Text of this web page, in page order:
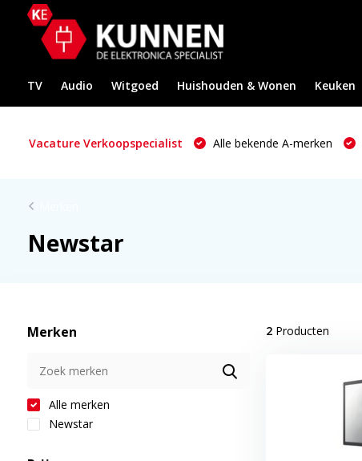
TV Audio Witgoed Huishouden & Wonen Keuken
Vacature Verkoopspecialist Alle bekende A-merken
Newstar
Merken
Alle merken
Newstar
2Producten